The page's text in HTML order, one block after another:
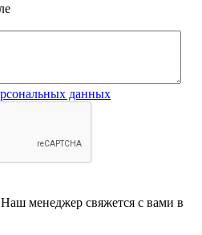
данных
менеджер свяжется с вами в